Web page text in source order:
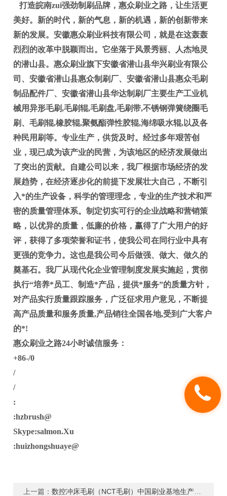
打造皖南zui强劲制刷品牌，惠众刷业之路，让生活更
美好。新的时代，新的气息，新的机遇，新的创新带来
新的发展。安徽惠众刷业科技有限公司，就是在这轰轰
烈烈的改革中脱颖而出。它坐落于风景秀丽、人杰地灵
的潜山县。惠众刷业旗下安徽省潜山县华兴刷业有限公
司、安徽省潜山县惠众制刷厂、安徽省潜山县惠众毛刷
制品配件厂、安徽省潜山县华达制刷厂主要生产工业机
械用异形毛刷,毛刷辊,毛刷盘,毛刷带,不锈钢弹簧绕圈毛
刷、毛刷辊,橡胶辊,聚氨酯弹性胶辊,海绵吸水辊,以及各
种民用刷等。专业生产，供货及时。经过多年艰苦创
业，现已成为该产业的民营，为该地区的经济发展做出
了突出的贡献。自建公司以来，我厂根据市场经济的发
展趋势，在经济逐步化的前提下发展壮大自己，不断引
入*的生产设备，科学的管理理念，专业的生产技术和严
密的质量管理体系。制定切实可行的企业战略和营销策
略，以优异的质量，低廉的价格，赢得了广大用户的好
评，获得了多项荣誉和证书，使我公司在同行业中具有
更强的竞争力。这也是我公司今后做强、做大、做久的
奠基石。我厂从现代化企业管理制度发展实施起，贯彻
执行“培养*员工、制造*产品，提供*服务”的质量方针，
对产品实行质量跟踪服务，广泛征求用户意见，不断提
高产品质量和服务质量,产品销往全国各地,受到广大客户
的*!
惠众刷业之路24小时诚信服务：
+86-/0
/
/
:
:hzbrush@
Skype:salmon.Xu
:huizhongshuaye@
上一篇：数控冲床毛刷（NCT毛刷）中国刷业基地生产商-安徽惠众刷业科技有限公司